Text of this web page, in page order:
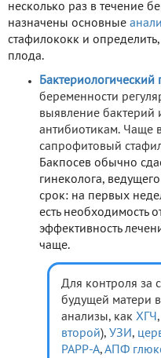
несколько раз в течение
назначены основные
стафилококк и
плода.
Бактериологический
беременности
выявление бактерий
антибиотикам. Чаще
сапрофитовый
Бакпосев обычно
гинеколога,
срок: на первых
есть необходимость
эффективность
чаще.
Для контроля за
будущей матери
анализы, как ХГЧ ,
второй), УЗИ ,
РАРР-А, АПФ